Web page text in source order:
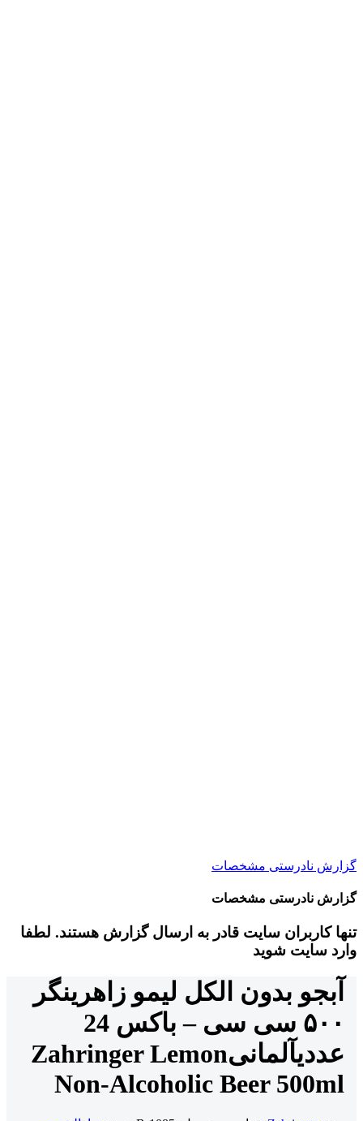
گزارش نادرستی مشخصات
گزارش نادرستی مشخصات
تنها کاربران سایت قادر به ارسال گزارش هستند. لطفا
وارد سایت شوید
آبجو بدون الکل لیمو زاهرینگر
۵۰۰ سی سی – باکس 24
عددیآلمانیZahringer Lemon
Non-Alcoholic Beer 500ml